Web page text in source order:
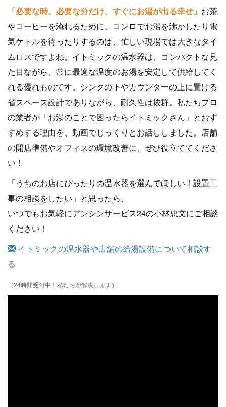
「必要な時、必要な分だけ、すぐにお湯が出る幸せ」 お茶
やコーヒーを淹れるために、コンロでお湯を沸かしたり電
気ケトルを待ったりするのは、忙しい現場では大きなタイ
ムロスですよね。イトミックの温水器は、コンパクトな見
た目ながら、常に最適な温度のお湯を安定して供給してく
れる優れものです。シンクの下やカウンターの上に置ける
省スペース設計でありながら、耐久性は抜群。私たちプロ
の業者が「お湯のことで困ったらイトミックさん」とおす
すめする理由を、動画でじっくりとお話ししました。店舗
の開店準備やオフィスの環境改善に、ぜひ役立ててくださ
い！
「うちのお店にぴったりの温水器を選んでほしい！設置工
事の相談をしたい」と思ったら、
いつでもお気軽にアンシンサービス24の小林忠文にご相談
ください！
イトミックの温水器や店舗の給湯設備について相談す
る
（24時間受付中！私たちが解決します）